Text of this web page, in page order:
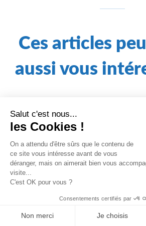
Ces articles
aussi vous
américaine : reconnaître
l’espèce dominante en
restauration collective
Salut c'est nous...
les Cookies !
On a attendu d'être sûrs que le contenu de
ce site vous intéresse avant de vous
déranger, mais on aimerait bien vous
visite...
C'est OK pour vous ?
Consentements certifiés par
Non merci Je choisis